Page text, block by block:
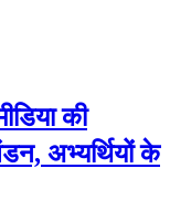
की
अभ्यर्थियों के